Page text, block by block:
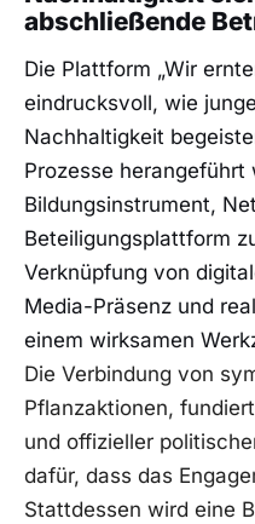
abschließende
Die Plattform „Wir
eindrucksvoll, wie
Nachhaltigkeit
Prozesse
Bildungsinstrument,
Beteiligungsplattform
Verknüpfung von
Media-Präsenz und
einem wirksamen
Die Verbindung von
Pflanzaktionen,
und offizieller
dafür, dass das
Stattdessen wird eine